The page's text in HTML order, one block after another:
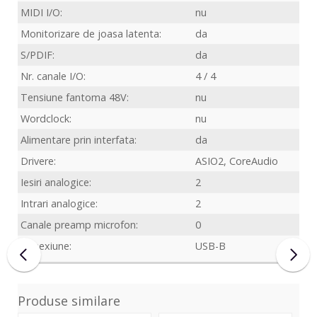
MIDI I/O:
nu
Monitorizare de joasa latenta:
da
S/PDIF:
da
Nr. canale I/O:
4 / 4
Tensiune fantoma 48V:
nu
Wordclock:
nu
Alimentare prin interfata:
da
Drivere:
ASIO2, CoreAudio
Iesiri analogice:
2
Intrari analogice:
2
Canale preamp microfon:
0
Conexiune:
USB-B
Produse similare